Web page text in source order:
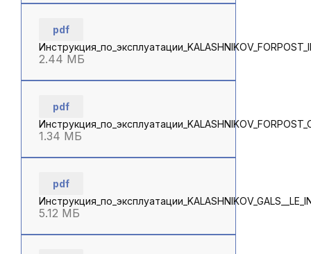
pdf
2.44 МБ
pdf
1.34 МБ
pdf
5.12 МБ